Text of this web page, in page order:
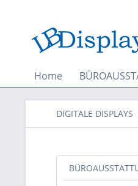
Home
DIGITALE DISPLAYS